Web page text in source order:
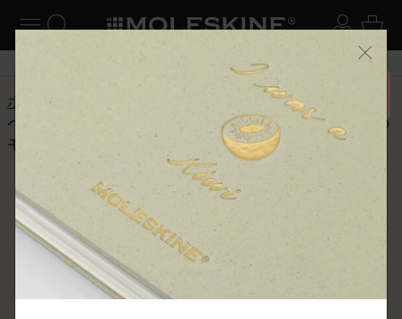
ナビゲーションの切替 ログ
検索 (キーワードなど) カ
6,500円以上のご購入で送料無料 メニ
ーを閉じる
ホーム
アプリ
ページ カメラは、クリエイティブ クラウド アプリの
モレスキン とどう違うのですか?
よくある質問に戻る
ページ カメラは、クリエイティ
ブ クラウド アプリの モレスキ
ン とどう違うのですか?